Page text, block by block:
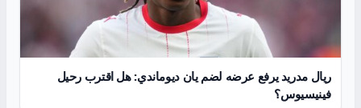
ريال مدريد يرفع عرضه لضم يان ديوماندي: هل اقترب رحيل
فينيسيوس؟